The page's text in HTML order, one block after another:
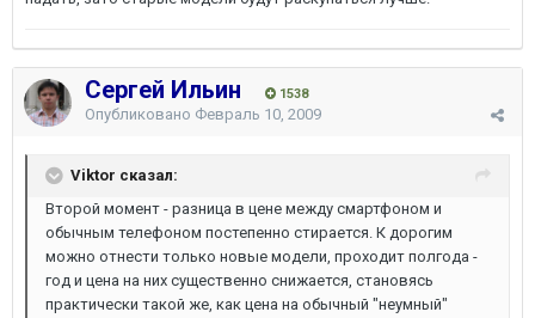
Сергей Ильин 1538
Опубликовано Февраль 10, 2009
Viktor сказал:
Второй момент - разница в цене между смартфоном и
обычным телефоном постепенно стирается. К дорогим
можно отнести только новые модели, проходит полгода -
год и цена на них существенно снижается, становясь
практически такой же, как цена на обычный "неумный"